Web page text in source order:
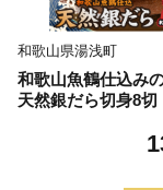
和歌山県湯浅町
和歌山魚鶴仕込み
天然銀だら切身8切
製法 良質な脂 ふ